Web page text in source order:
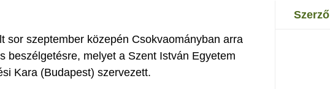
sor szeptember közepén Csokvaományban arra
beszélgetésre, melyet a Szent István Egyetem
Kara (Budapest) szervezett.
szerző